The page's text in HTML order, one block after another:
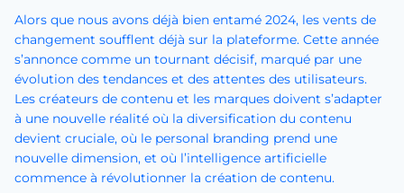
Alors que nous avons déjà bien entamé 2024, les vents de
changement soufflent déjà sur la plateforme. Cette année
s’annonce comme un tournant décisif, marqué par une
évolution des tendances et des attentes des utilisateurs.
Les créateurs de contenu et les marques doivent s’adapter
à une nouvelle réalité où la diversification du contenu
devient cruciale, où le personal branding prend une
nouvelle dimension, et où l’intelligence artificielle
commence à révolutionner la création de contenu.